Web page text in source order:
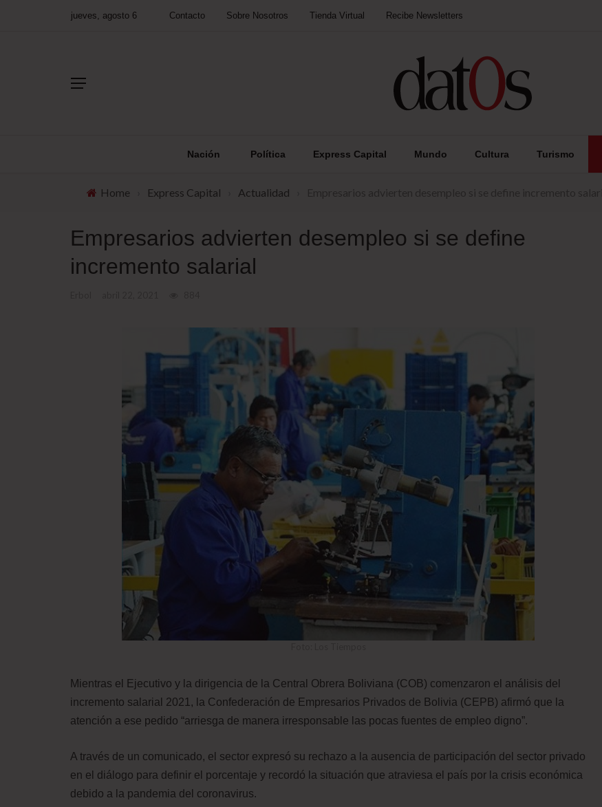
jueves, agosto 6 Contacto Sobre Nosotros Tienda Virtual Recibe Newsletters
Nación Política Express Capital Mundo Cultura Turismo
Home Express Capital Actualidad
Empresarios advierten desempleo si se define
incremento salarial
Mientras el Ejecutivo y la dirigencia de la Central Obrera Boliviana (COB) comenzaron el análisis del
incremento salarial 2021, la Confederación de Empresarios Privados de Bolivia (CEPB) afirmó que la
atención a ese pedido “arriesga de manera irresponsable las pocas fuentes de empleo digno”.
A través de un comunicado, el sector expresó su rechazo a la ausencia de participación del sector privado
en el diálogo para definir el porcentaje y recordó la situación que atraviesa el país por la crisis económica
debido a la pandemia del coronavirus.